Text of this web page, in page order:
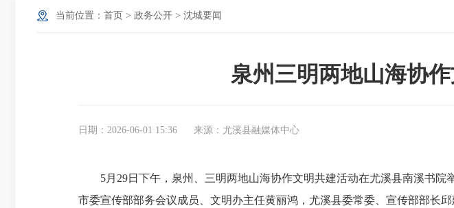
当前位置： 首页 > 政务公开 > 沈城要闻
泉州三明两地山海协
日期：2026-06-01 15:36 来源：尤溪县融媒体中心
5月29日下午，泉州、三明两地山海协作文明共建活动在尤溪县南溪书院
市委宣传部部务会议成员、文明办主任黄丽鸿，尤溪县委常委、宣传部部长